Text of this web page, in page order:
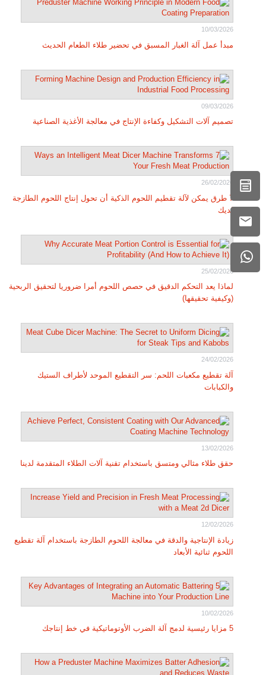
10/03/2026
مبدأ عمل آلة الغبار المسبق في تحضير طلاء الطعام الحديث
09/03/2026
تصميم آلات التشكيل وكفاءة الإنتاج في معالجة الأغذية الصناعية
26/02/2026
7 طرق يمكن لآلة تقطيم اللحوم الذكية أن تحول إنتاج اللحوم الطازجة
لديك
25/02/2026
لماذا يعد التحكم الدقيق في حصص اللحوم أمرا ضروريا لتحقيق الربحية
(وكيفية تحقيقها)
24/02/2026
آلة تقطيع مكعبات اللحم: سر التقطيع الموحد لأطراف الستيك
والكبابات
13/02/2026
حقق طلاء مثالي ومتسق باستخدام تقنية آلات الطلاء المتقدمة لدينا
12/02/2026
زيادة الإنتاجية والدقة في معالجة اللحوم الطازجة باستخدام آلة تقطيع
اللحوم ثنائية الأبعاد
10/02/2026
5 مزايا رئيسية لدمج آلة الضرب الأوتوماتيكية في خط إنتاجك